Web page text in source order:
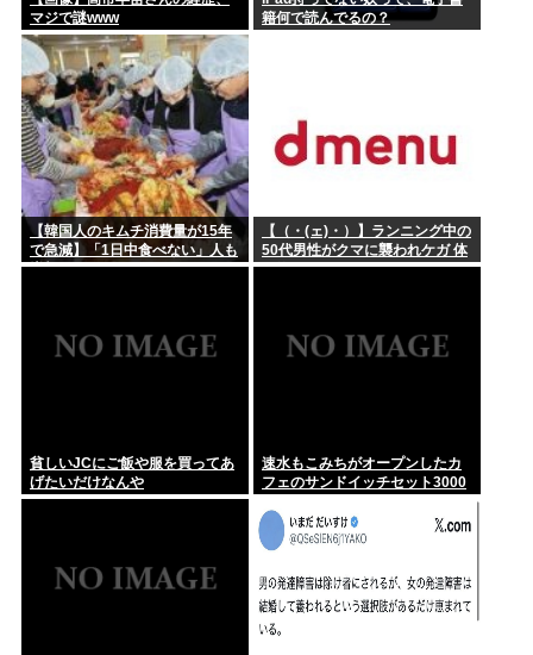
マジで謎www
籍何で読んでるの？
【韓国人のキムチ消費量が15年
で急減】「1日中食べない」人も
増加
【（・(ェ)・）】ランニング中の
50代男性がクマに襲われケガ 体
長約1.3メートルのツキノワグマ
貧しいJCにご飯や服を買ってあ
げたいだけなんや
速水もこみちがオープンしたカ
フェのサンドイッチセット3000